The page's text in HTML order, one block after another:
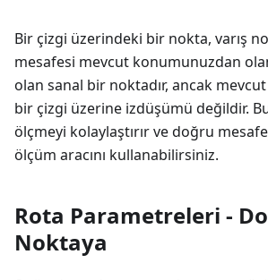
Bir çizgi üzerindeki bir nokta, varış
mesafesi mevcut konumunuzdan
olan sanal bir noktadır, ancak
bir çizgi üzerine izdüşümü değildir.
ölçmeyi kolaylaştırır ve doğru
ölçüm aracını kullanabilirsiniz.
Rota Parametreleri -
Noktaya